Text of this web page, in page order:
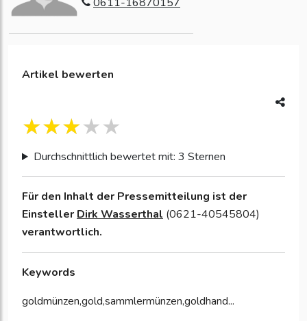
Artikel bewerten
Durchschnittlich bewertet mit: 3 Sternen
Für den Inhalt der Pressemitteilung ist der
Einsteller Dirk Wasserthal (0621-40545804)
verantwortlich.
Keywords
goldmünzen,gold,sammlermünzen,goldhand...